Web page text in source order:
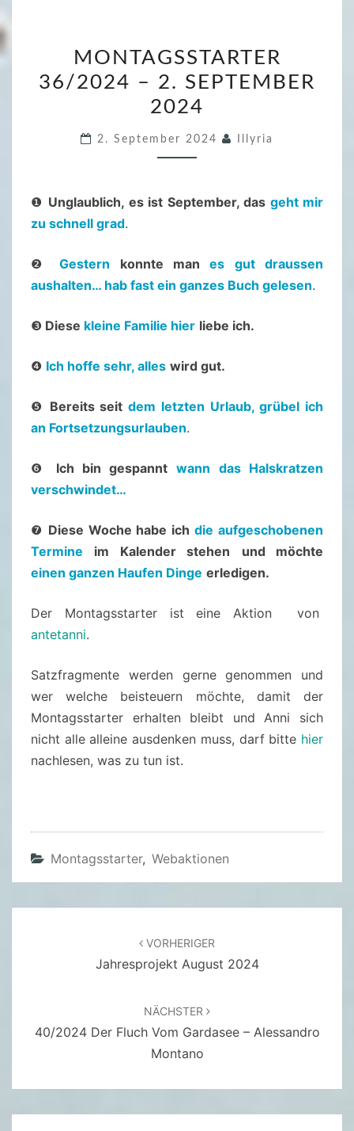
O
N
T
G
T
E
R
6
2
0
4
.
E
T
B
E
R
2
0
MONTAGSSTARTER
36/2024 – 2. SEPTEMBER
2024
2. September 2024 Illyria
❶ Unglaublich, es ist September, das geht mir
zu schnell grad.
❷ Gestern konnte manes gut draussen
aushalten… hab fast ein ganzes Buch gelesen.
❸ Diese kleine Familie hier liebe ich.
❹ Ich hoffe sehr, alles wird gut.
❺ Bereits seit dem letzten Urlaub, grübel ich
an Fortsetzungsurlauben.
❻ Ich bin gespannt wann das Halskratzen
verschwindet…
❼ Diese Woche habe ichdie aufgeschobenen
Termine
im Kalender stehen
und möchte
einen ganzen Haufen Dinge erledigen.
Der Montagsstarter ist eine Aktion von
antetanni.
Satzfragmente werden gerne genommen und
wer welche beisteuern möchte, damit der
Montagsstarter erhalten bleibt und Anni sich
nicht alle alleine ausdenken muss, darf bitte hier
nachlesen, was zu tun ist.
Montagsstarter, Webaktionen
VORHERIGER
Jahresprojekt August 2024
NÄCHSTER
40/2024 Der Fluch Vom Gardasee – Alessandro
Montano